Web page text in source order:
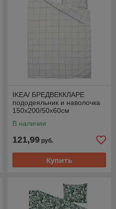
IKEA/ БРЕДВЕККЛАРЕ
пододеяльник и наволочка
150х200/50х60см
В наличии
121,99 руб.
Купить